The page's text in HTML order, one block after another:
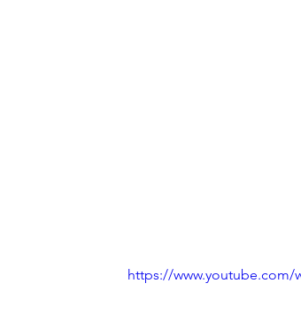
https://www.youtube.com/